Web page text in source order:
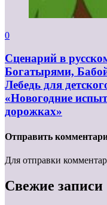
0
Сценарий в
Богатырями,
Лебедь для
«Новогодние
дорожках»
Отправить
Для отправки
Свежие записи